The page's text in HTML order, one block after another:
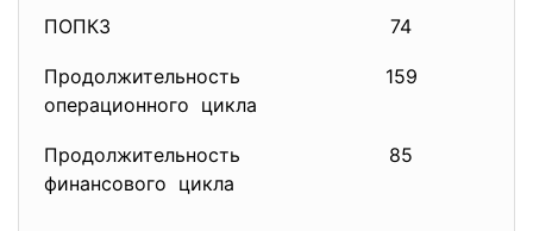
ПОПКЗ 74
Продолжительность
операционного цикла
159
Продолжительность
финансового цикла
85